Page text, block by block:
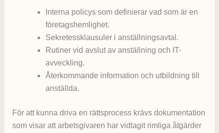
Interna policys som definierar vad som är en
företagshemlighet.
Sekretessklausuler i anställningsavtal.
Rutiner vid avslut av anställning och IT-
avveckling.
Återkommande information och utbildning till
anställda.
För att kunna driva en rättsprocess krävs dokumentation
som visar att arbetsgivaren har vidtagit rimliga åtgärder